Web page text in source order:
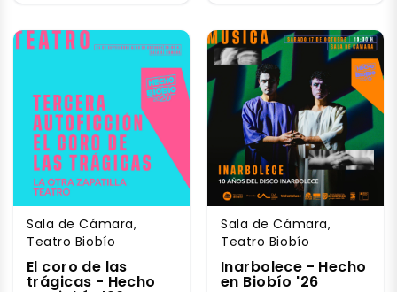
Sala de Cámara,
Teatro Biobío
El coro de las
trágicas - Hecho
Sala de Cámara,
Teatro Biobío
Inarbolece - Hecho
en Biobío '26